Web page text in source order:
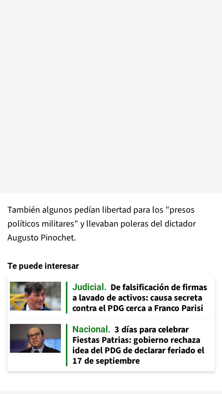
También algunos pedían libertad para los "presos
políticos militares" y llevaban poleras del dictador
Augusto Pinochet.
Te puede interesar
Judicial
De falsificación de firmas
a lavado de activos: causa secreta
contra el PDG cerca a Franco Parisi
Nacional
3 días para celebrar
Fiestas Patrias: gobierno rechaza
idea del PDG de declarar feriado el
17 de septiembre